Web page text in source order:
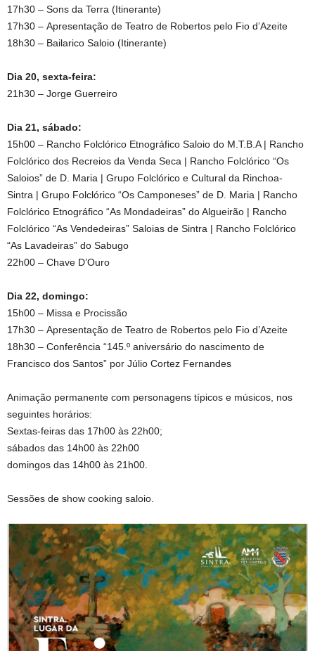
17h30 – Sons da Terra (Itinerante)
17h30 – Apresentação de Teatro de Robertos pelo Fio d’Azeite
18h30 – Bailarico Saloio (Itinerante)
Dia 20, sexta-feira:
21h30 – Jorge Guerreiro
Dia 21, sábado:
15h00 – Rancho Folclórico Etnográfico Saloio do M.T.B.A | Rancho
Folclórico dos Recreios da Venda Seca | Rancho Folclórico “Os
Saloios” de D. Maria | Grupo Folclórico e Cultural da Rinchoa-
Sintra | Grupo Folclórico “Os Camponeses” de D. Maria | Rancho
Folclórico Etnográfico “As Mondadeiras” do Algueirão | Rancho
Folclórico “As Vendedeiras” Saloias de Sintra | Rancho Folclórico
“As Lavadeiras” do Sabugo
22h00 – Chave D’Ouro
Dia 22, domingo:
15h00 – Missa e Procissão
17h30 – Apresentação de Teatro de Robertos pelo Fio d’Azeite
18h30 – Conferência “145.º aniversário do nascimento de
Francisco dos Santos” por Júlio Cortez Fernandes
Animação permanente com personagens típicos e músicos, nos
seguintes horários:
Sextas-feiras das 17h00 às 22h00;
sábados das 14h00 às 22h00
domingos das 14h00 às 21h00.
Sessões de show cooking saloio.